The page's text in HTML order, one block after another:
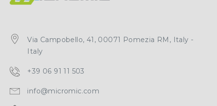
Via Campobello, 41, 00071 Pomezia RM, Italy -
Italy
+39 06 91 11 503
info@micromic.com